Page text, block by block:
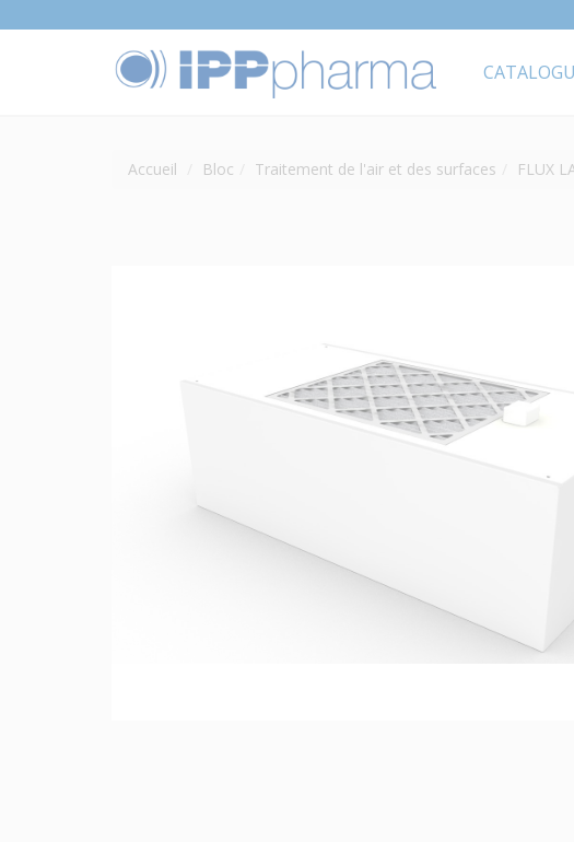
Accueil Bloc Traitement de l'air et des surfaces FLUX